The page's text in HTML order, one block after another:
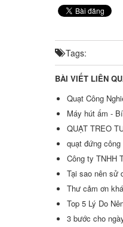
Tags:
BÀI VIẾT LIÊN
Quạt Công
Máy hút ấm -
QUẠT TREO
quạt đứng
Công ty TNHH
Tại sao nên sử
Thư cảm ơn
Top 5 Lý Do
3 bước cho